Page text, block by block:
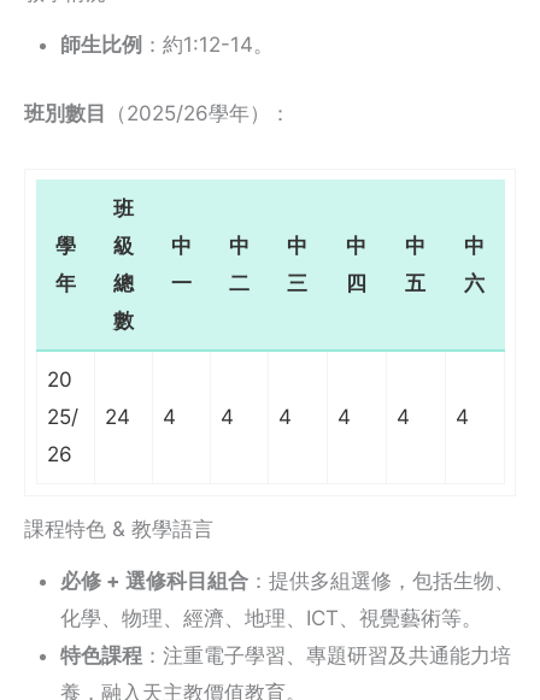
師生比例 ：約1:12-14。
班別數目 （2025/26學年）：
學
年
班
級
總
數
中
一
中
二
中
三
中
四
中
五
中
六
20
25/
26
24 4 4 4 4 4 4
課程特色 & 教學語言
必修 + 選修科目組合 ：提供多組選修，包括生物、
化學、物理、經濟、地理、ICT、視覺藝術等。
特色課程 ：注重電子學習、專題研習及共通能力培
養，融入天主教價值教育。